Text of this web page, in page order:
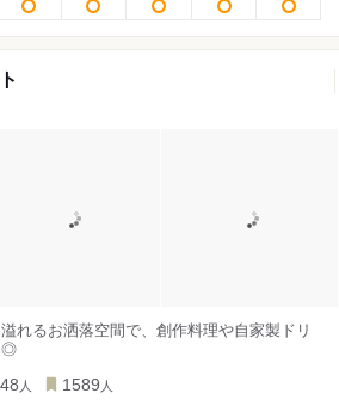
れるお洒落空間で、創作料理や自家製ドリ
◎
48 人 1589 人